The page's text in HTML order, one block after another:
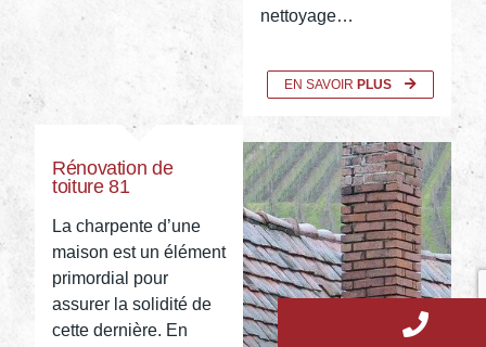
nettoyage…
EN SAVOIR PLUS
Rénovation de
toiture 81
La charpente d’une
maison est un élément
primordial pour
assurer la solidité de
cette dernière. En